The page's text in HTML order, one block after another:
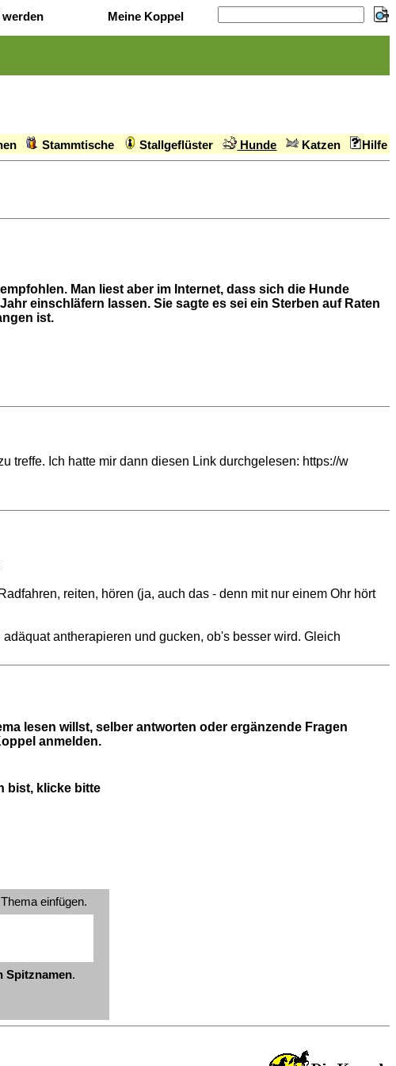
Meine Koppel
Stammtische Stallgeflüster Hunde Katzen Hilfe
Man liest aber im Internet, dass sich die Hunde
einschläfern lassen. Sie sagte es sei ein Sterben auf Raten
ist.
treffe. Ich hatte mir dann diesen Link durchgelesen: https://w
reiten, hören (ja, auch das - denn mit nur einem Ohr hört
antherapieren und gucken, ob's besser wird. Gleich
lesen willst, selber antworten oder ergänzende Fragen
anmelden.
bist, klicke bitte
einfügen.
Spitznamen.